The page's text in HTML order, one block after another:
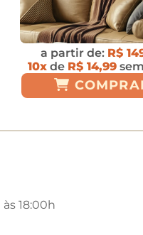
a partir de: R$
10x de R$ 14,99
18:00h